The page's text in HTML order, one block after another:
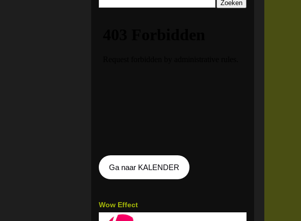
Ga naar KALENDER
Wow Effect